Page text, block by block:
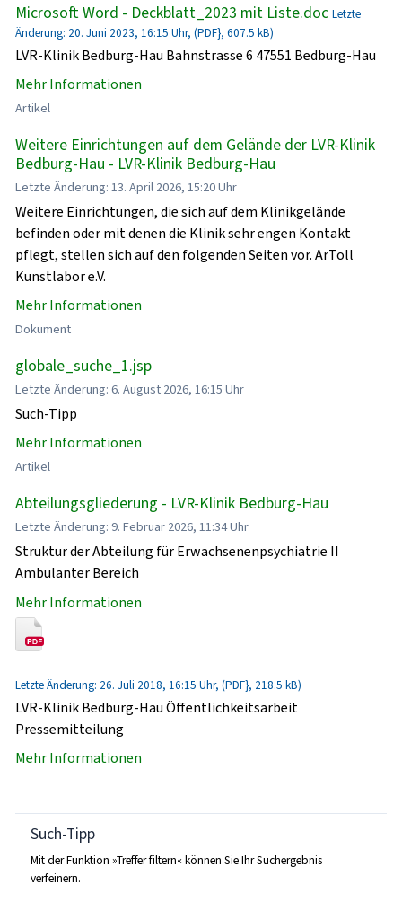
Microsoft Word - Deckblatt_2023 mit Liste.doc Letzte
Änderung: 20. Juni 2023, 16:15 Uhr, (PDF}, 607.5 kB)
LVR-Klinik Bedburg-Hau Bahnstrasse 6 47551 Bedburg-Hau
Mehr Informationen
Artikel
Weitere Einrichtungen auf dem Gelände der LVR-Klinik
Bedburg-Hau - LVR-Klinik Bedburg-Hau
Letzte Änderung: 13. April 2026, 15:20 Uhr
Weitere Einrichtungen, die sich auf dem Klinikgelände
befinden oder mit denen die Klinik sehr engen Kontakt
pflegt, stellen sich auf den folgenden Seiten vor. ArToll
Kunstlabor e.V.
Mehr Informationen
Dokument
globale_suche_1.jsp
Letzte Änderung: 6. August 2026, 16:15 Uhr
Such-Tipp
Mehr Informationen
Artikel
Abteilungsgliederung - LVR-Klinik Bedburg-Hau
Letzte Änderung: 9. Februar 2026, 11:34 Uhr
Struktur der Abteilung für Erwachsenenpsychiatrie II
Ambulanter Bereich
Mehr Informationen
Letzte Änderung: 26. Juli 2018, 16:15 Uhr, (PDF}, 218.5 kB)
LVR-Klinik Bedburg-Hau Öffentlichkeitsarbeit
Pressemitteilung
Mehr Informationen
Such-Tipp
Mit der Funktion »Treffer filtern« können Sie Ihr Suchergebnis
verfeinern.